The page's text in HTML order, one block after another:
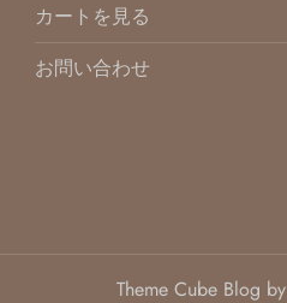
カートを見る
お問い合わせ
Theme Cube Blog by